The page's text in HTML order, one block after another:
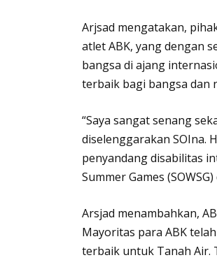
Arjsad mengatakan,
atlet ABK, yang dengan
bangsa di ajang
terbaik bagi bangsa dan
“Saya sangat senang
diselenggarakan SOIna.
penyandang disabilitas
Summer Games
Arsjad menambahkan,
Mayoritas para ABK
terbaik untuk Tanah Air.